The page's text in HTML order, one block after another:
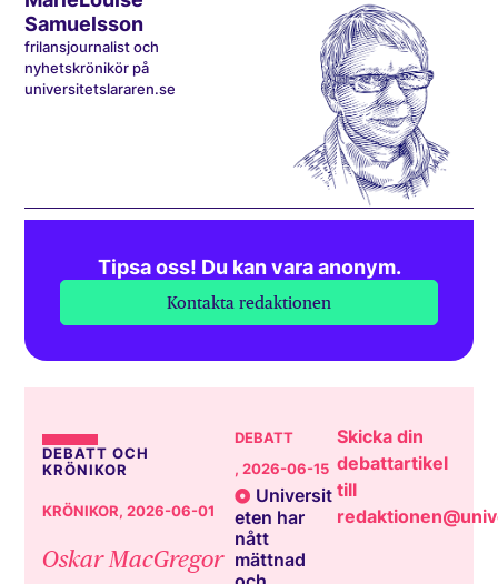
Samuelsson
frilansjournalist och
nyhetskrönikör på
universitetslararen.se
Tipsa oss! Du kan vara anonym.
Kontakta redaktionen
DEBATT OCH
KRÖNIKOR
KRÖNIKOR, 2026-06-01
Oskar MacGregor
DEBATT
, 2026-06-15
Universit
eten har
nått
mättnad
Skicka din
debattartikel
till